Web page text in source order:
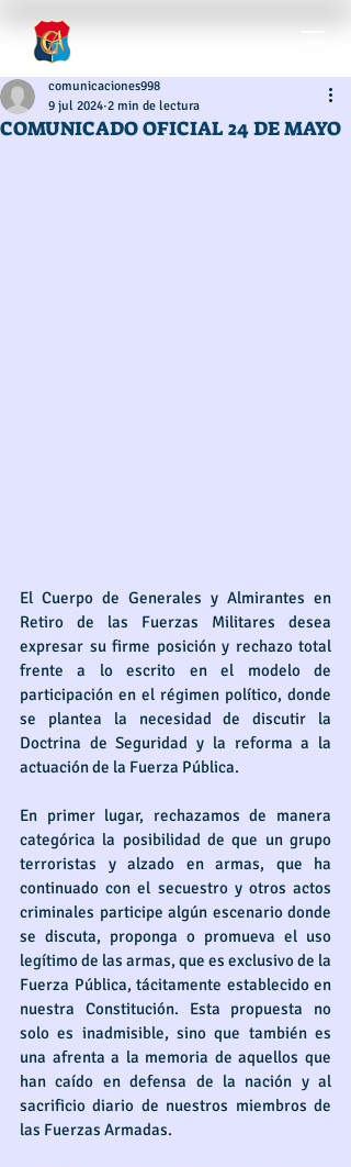
COMUNICADO OFICIAL 24 DE MAYO
comunicaciones998
9 jul 2024 2 min de lectura
El Cuerpo de Generales y Almirantes en
Retiro de las Fuerzas Militares desea
expresar su firme posición y rechazo total
frente a lo escrito en el modelo de
participación en el régimen político, donde
se plantea la necesidad de discutir la
Doctrina de Seguridad y la reforma a la
actuación de la Fuerza Pública.
En primer lugar, rechazamos de manera
categórica la posibilidad de que un grupo
terroristas y alzado en armas, que ha
continuado con el secuestro y otros actos
criminales participe algún escenario donde
se discuta, proponga o promueva el uso
legítimo de las armas, que es exclusivo de la
Fuerza Pública, tácitamente establecido en
nuestra Constitución. Esta propuesta no
solo es inadmisible, sino que también es
una afrenta a la memoria de aquellos que
han caído en defensa de la nación y al
sacrificio diario de nuestros miembros de
las Fuerzas Armadas.